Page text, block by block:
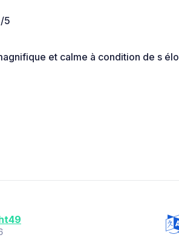
5
et calme à condition de s